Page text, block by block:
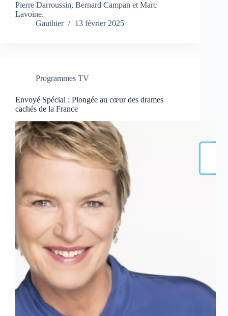
Pierre Darroussin, Bernard Campan et Marc
Lavoine.
Gauthier
13 février 2025
Programmes TV
Envoyé Spécial : Plongée au cœur des drames
cachés de la France